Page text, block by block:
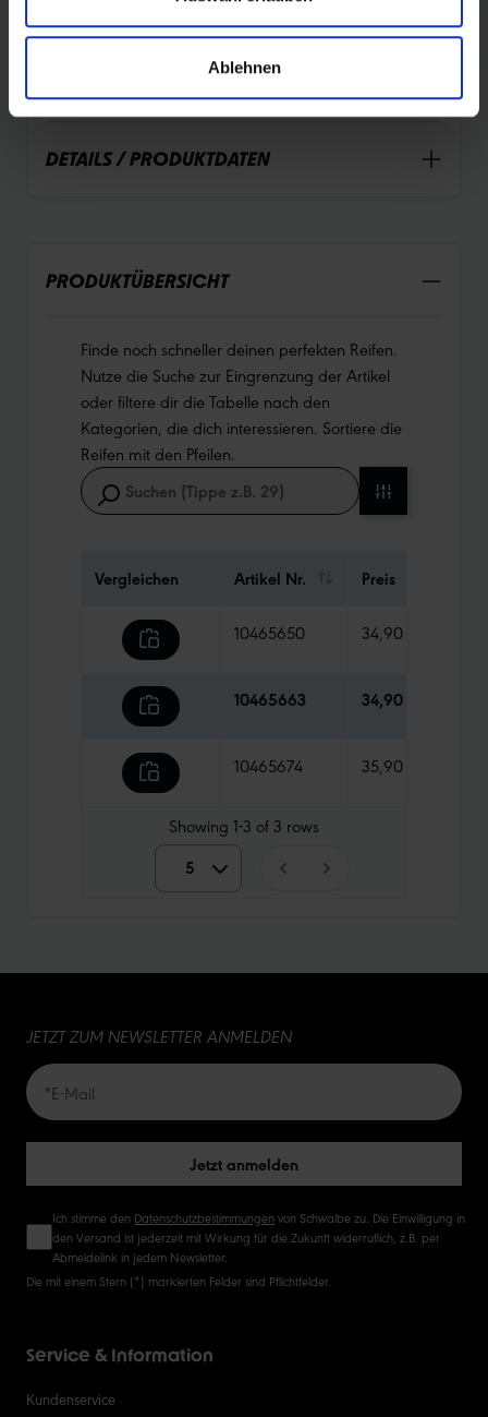
Ablehnen
auf Qualität und Nachhaltigkeit legst.
DETAILS / PRODUKTDATEN
PRODUKTÜBERSICHT
Finde noch schneller deinen perfekten Reifen.
Nutze die Suche zur Eingrenzung der Artikel
oder filtere dir die Tabelle nach den
Kategorien, die dich interessieren. Sortiere die
Reifen mit den Pfeilen.
Vergleichen Artikel Nr. Preis
10465650 34,90 €
10465663 34,90 €
10465674 35,90 €
Showing 1-3 of3 rows
5 5
20
JETZT ZUM NEWSLETTER ANMELDEN
Jetzt anmelden
Ich stimme den Datenschutzbestimmungen von Schwalbe zu. Die Einwilligung in
den Versand ist jederzeit mit Wirkung für die Zukunft widerruflich, z.B. per
Abmeldelink in jedem Newsletter.
Die mit einem Stern (*) markierten Felder sind Pflichtfelder.
Service & Information
Kundenservice